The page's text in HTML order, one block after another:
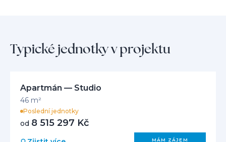
Typické jednotky v projektu
Apartmán — Studio
46 m²
Poslední jednotky
od 8 515 297 Kč
MÁM ZÁJEM